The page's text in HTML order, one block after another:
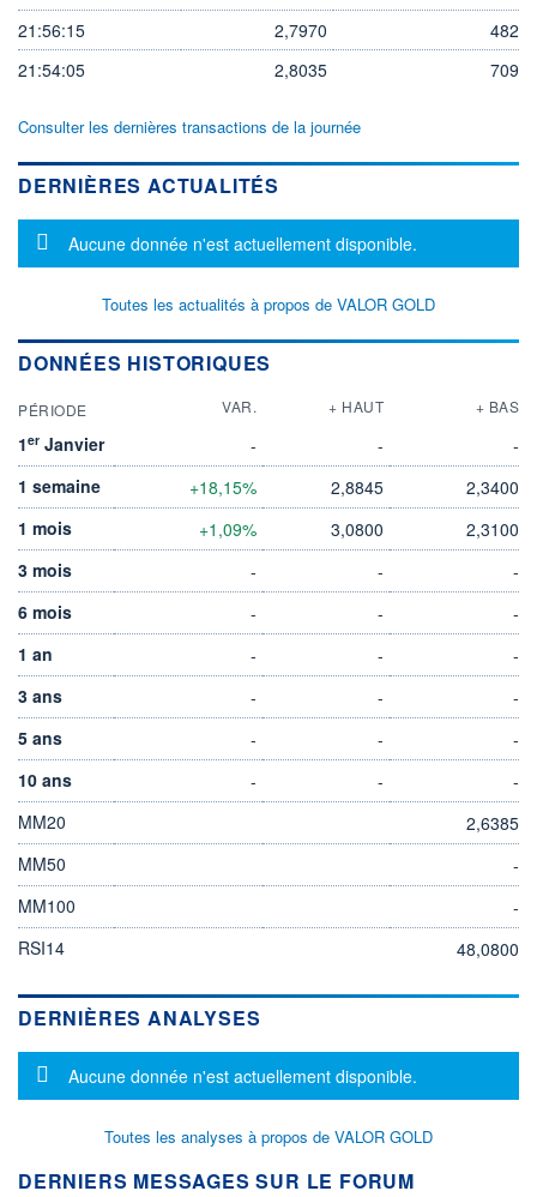
21:56:15
2,7970
482
21:54:05
2,8035 709
Consulter les dernières transactions de la journée
DERNIÈRES ACTUALITÉS
Message d'information
Aucune donnée n'est actuellement disponible.
Toutes les actualités à propos de VALOR GOLD
DONNÉES HISTORIQUES
PÉRIODE VAR. + HAUT + BAS
1er Janvier - -
-
1 semaine
+18,15% 2,8845
2,3400
1 mois
+1,09% 3,0800
2,3100
3 mois
- -
-
6 mois
- -
-
1 an
- -
-
3 ans
- -
-
5 ans
- -
-
10 ans
- -
-
MM20
2,6385
MM50
-
MM100
-
RSI14
48,0800
DERNIÈRES ANALYSES
Message d'information
Aucune donnée n'est actuellement disponible.
Toutes les analyses à propos de VALOR GOLD
DERNIERS MESSAGES SUR LE FORUM